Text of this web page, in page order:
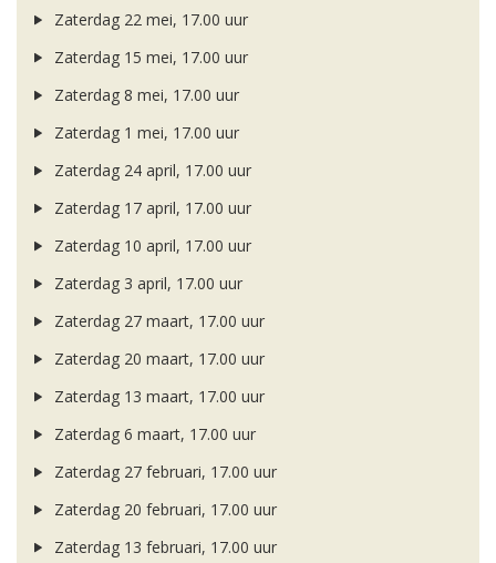
Zaterdag 22 mei, 17.00 uur
Zaterdag 15 mei, 17.00 uur
Zaterdag 8 mei, 17.00 uur
Zaterdag 1 mei, 17.00 uur
Zaterdag 24 april, 17.00 uur
Zaterdag 17 april, 17.00 uur
Zaterdag 10 april, 17.00 uur
Zaterdag 3 april, 17.00 uur
Zaterdag 27 maart, 17.00 uur
Zaterdag 20 maart, 17.00 uur
Zaterdag 13 maart, 17.00 uur
Zaterdag 6 maart, 17.00 uur
Zaterdag 27 februari, 17.00 uur
Zaterdag 20 februari, 17.00 uur
Zaterdag 13 februari, 17.00 uur